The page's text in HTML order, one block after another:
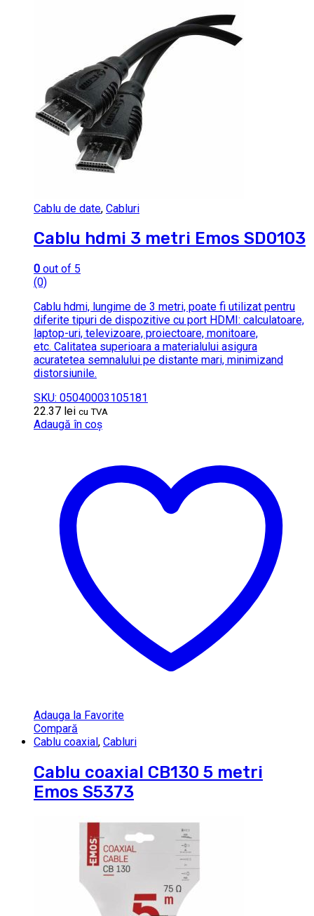
Cablu de date, Cabluri
Cablu hdmi 3 metri Emos SD0103
0 out of 5
(0)
Cablu hdmi, lungime de 3 metri, poate fi utilizat pentru
diferite tipuri de dispozitive cu port HDMI: calculatoare,
laptop-uri, televizoare, proiectoare, monitoare,
etc. Calitatea superioara a materialului asigura
acuratetea semnalului pe distante mari, minimizand
distorsiunile.
SKU: 05040003105181
22.37 lei cu TVA
Adaugă în coș
Adauga la Favorite
Compară
Cablu coaxial , Cabluri
Cablu coaxial CB130 5 metri
Emos S5373